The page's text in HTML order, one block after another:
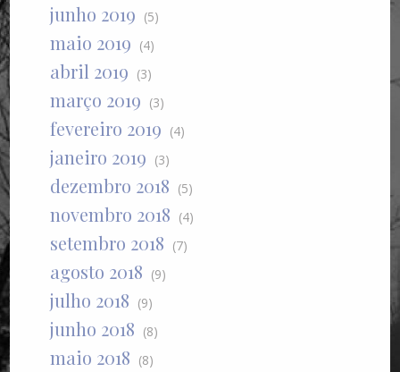
junho 2019 (5)
maio 2019 (4)
abril 2019 (3)
março 2019 (3)
fevereiro 2019 (4)
janeiro 2019 (3)
dezembro 2018 (5)
novembro 2018 (4)
setembro 2018 (7)
agosto 2018 (9)
julho 2018 (9)
junho 2018 (8)
maio 2018 (8)